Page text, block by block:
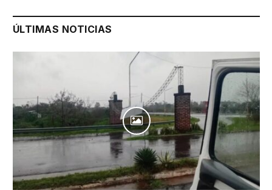
ÚLTIMAS NOTICIAS